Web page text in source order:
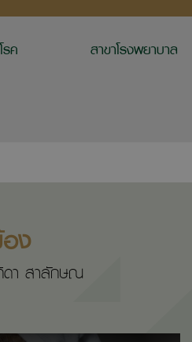
ค
สาขาโรงพยาบาล
ง
า สาลักษณ